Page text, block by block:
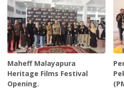
Maheff Malayapura
Heritage Films Festival
Opening.